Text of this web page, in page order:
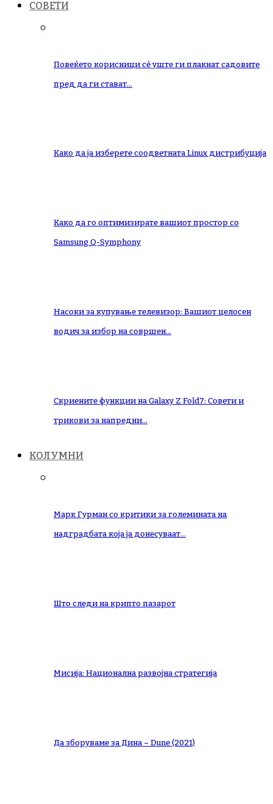
СОВЕТИ
Повеќето корисници сè уште ги плакнат садовите
пред да ги стават…
Како да ја изберете соодветната Linux дистрибуција
Како да го оптимизирате вашиот простор со
Samsung Q-Symphony
Насоки за купување телевизор: Вашиот целосен
водич за избор на совршен…
Скриените функции на Galaxy Z Fold7: Совети и
трикови за напредни…
КОЛУМНИ
Марк Гурман со критики за големината на
надградбата која ја донесуваат…
Што следи на крипто пазарот
Мисија: Национална развојна стратегија
Да зборуваме за Дина – Dune (2021)